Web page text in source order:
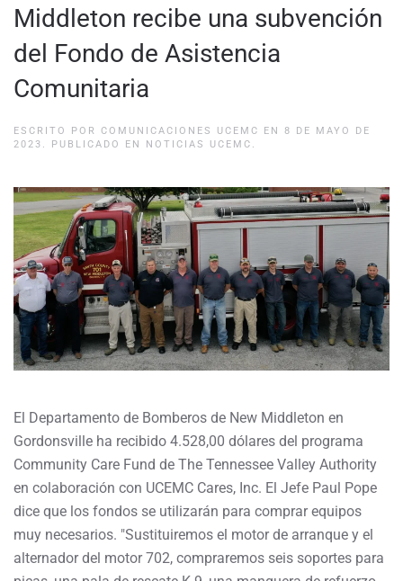
Middleton recibe una subvención
del Fondo de Asistencia
Comunitaria
ESCRITO POR COMUNICACIONES UCEMC EN 8 DE MAYO DE
2023 . PUBLICADO EN NOTICIAS UCEMC .
El Departamento de Bomberos de New Middleton en
Gordonsville ha recibido 4.528,00 dólares del programa
Community Care Fund de The Tennessee Valley Authority
en colaboración con UCEMC Cares, Inc. El Jefe Paul Pope
dice que los fondos se utilizarán para comprar equipos
muy necesarios. "Sustituiremos el motor de arranque y el
alternador del motor 702, compraremos seis soportes para